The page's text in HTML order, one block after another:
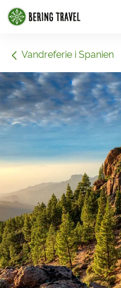
1
Vandreferie i Spanien